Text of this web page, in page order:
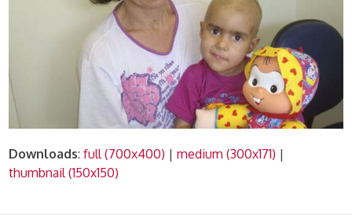
Downloads:full (700x400) |medium (300x171) |
thumbnail (150x150)